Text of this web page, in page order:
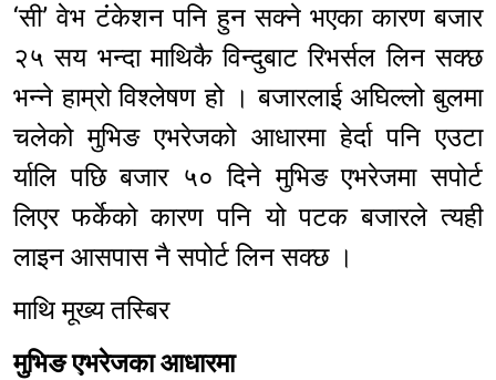
‘सी’ वेभ टंंकेशन पनि हुन सक्ने भएका कारण बजार
२५ सय भन्दा माथिकै विन्दुबाट रिभर्सल लिन सक्छ
भन्ने हाम्रो विश्लेषण हो । बजारलाई अघिल्लो बुलमा
चलेको मुभिङ एभरेजको आधारमा हेर्दा पनि एउटा
र्यालि पछि बजार ५० दिने मुभिङ एभरेजमा सपोर्ट
लिएर फर्केको कारण पनि यो पटक बजारले त्यही
लाइन आसपास नै सपोर्ट लिन सक्छ ।
माथि मूख्य तस्बिर
मुभिङ एभरेजका आधारमा